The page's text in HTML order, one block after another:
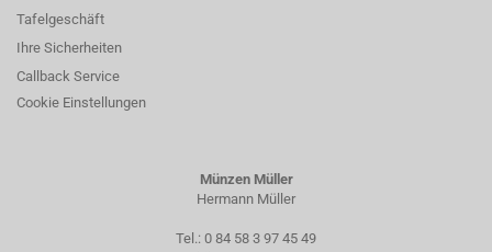
Tafelgeschäft
Ihre Sicherheiten
Callback Service
Cookie Einstellungen
Münzen Müller
Hermann Müller
Tel.: 0 84 58 3 97 45 49